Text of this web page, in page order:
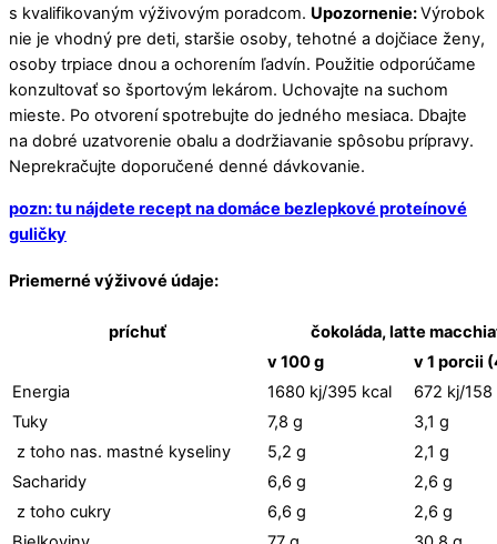
s kvalifikovaným výživovým poradcom. Upozornenie:Výrobok
nie je vhodný pre deti, staršie osoby, tehotné a dojčiace ženy,
osoby trpiace dnou a ochorením ľadvín. Použitie odporúčame
konzultovať so športovým lekárom. Uchovajte na suchom
mieste. Po otvorení spotrebujte do jedného mesiaca. Dbajte
na dobré uzatvorenie obalu a dodržiavanie spôsobu prípravy.
Neprekračujte doporučené denné dávkovanie.
pozn: tu nájdete recept na domáce bezlepkové proteínové
guličky
Priemerné výživové údaje:
príchuť
čokoláda, latte
v 100 g
v 1 porcii
Energia
1680 kj/395 kcal
672 kj/158
Tuky
7,8 g
3,1 g
z toho nas. mastné kyseliny
5,2 g
2,1 g
Sacharidy
6,6 g
2,6 g
z toho cukry
6,6 g
2,6 g